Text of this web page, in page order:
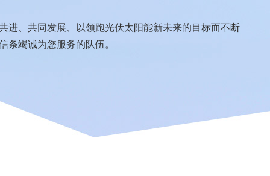
阳能发电，太阳能监控，光伏监控系统工程的设计与施
放心之选。